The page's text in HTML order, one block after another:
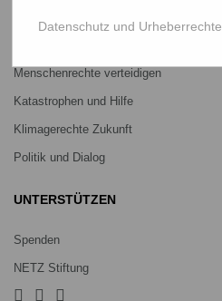
Menschenrechte verteidigen
Katastrophen und Hilfe
Klimagerechte Zukunft
Politik und Dialog
UNTERSTÜTZEN
Spenden
NETZ Stiftung
Datenschutz und Urheberrechte